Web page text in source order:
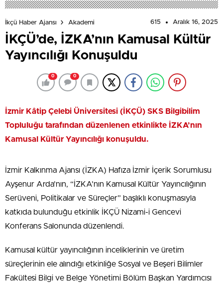
İkçü Haber Ajansı Akademi 615 Aralık 16, 2025
İKÇÜ’de, İZKA’nın Kamusal Kültür
Yayıncılığı Konuşuldu
0 0
İzmir Kâtip Çelebi Üniversitesi (İKÇÜ) SKS Bilgibilim
Topluluğu tarafından düzenlenen etkinlikte İZKA’nın
Kamusal Kültür Yayıncılığı konuşuldu.
İzmir Kalkınma Ajansı (İZKA) Hafıza İzmir İçerik Sorumlusu
Ayşenur Arda’nın, “İZKA’nın Kamusal Kültür Yayıncılığının
Serüveni, Politikalar ve Süreçler” başlıklı konuşmasıyla
katkıda bulunduğu etkinlik İKÇÜ Nizami-i Gencevi
Konferans Salonunda düzenlendi.
Kamusal kültür yayıncılığının inceliklerinin ve üretim
süreçlerinin ele alındığı etkinliğe Sosyal ve Beşeri Bilimler
Fakültesi Bilgi ve Belge Yönetimi Bölüm Başkan Yardımcısı